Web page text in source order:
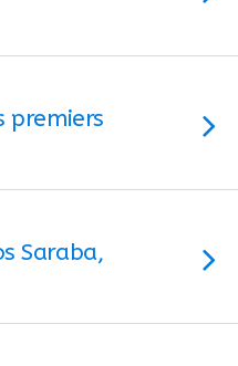
premiers
Saraba,